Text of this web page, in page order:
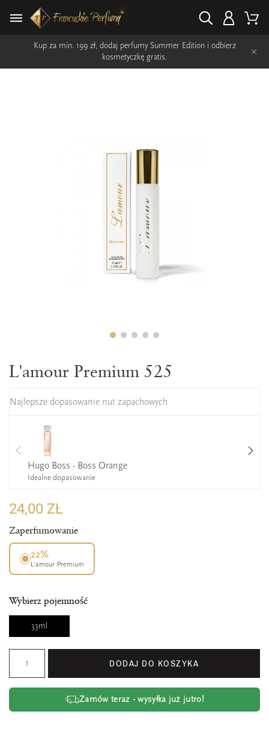
Kup za min. 199 zł, dodaj perfumy Summer Edition i odbierz
kosmetyczkę gratis.
×
L'amour Premium 525
Najlepsze dopasowanie nut zapachowych
Hugo Boss - Boss Orange
Idealne dopasowanie
24,00 ZŁ
Zaperfumowanie
22%
L’amour Premium
Wybierz pojemność
33ml
DODAJ DO KOSZYKA
Zamów teraz - wysyłka już jutro!